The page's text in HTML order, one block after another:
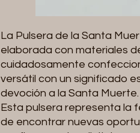
La Pulsera de la Santa
elaborada con materiales
cuidadosamente
versátil con un significado
devoción a la Santa Muerte.
Esta pulsera representa la
de encontrar nuevas